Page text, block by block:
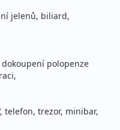
jelenů, biliard,
polopenze
telefon, trezor, minibar,